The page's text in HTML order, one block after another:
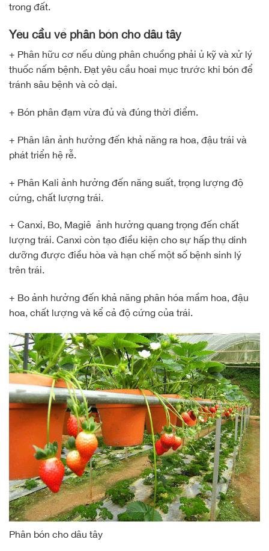
trong đất.
Yêu cầu về phân bón cho dâu tây
+ Phân hữu cơ nếu dùng phân chuồng phải ủ kỹ và xử lý
thuốc nấm bệnh. Đạt yêu cầu hoai mục trước khi bón để
tránh sâu bệnh và cỏ dại.
+ Bón phân đạm vừa đủ và đúng thời điểm.
+ Phân lân ảnh hưởng đến khả năng ra hoa, đậu trái và
phát triển hệ rễ.
+ Phân Kali ảnh hưởng đến năng suất, trọng lượng độ
cứng, chất lượng trái.
+ Canxi, Bo, Magiê ảnh hưởng quang trọng đến chất
lượng trái. Canxi còn tạo điều kiện cho sự hấp thụ dinh
dưỡng được điều hòa và hạn chế một số bệnh sinh lý
trên trái.
+ Bo ảnh hưởng đến khả năng phân hóa mầm hoa, đậu
hoa, chất lượng và kể cả độ cứng của trái.
Phân bón cho dâu tây